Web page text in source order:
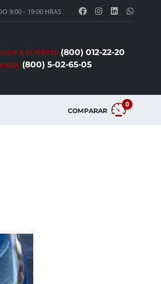
9:00 - 19:00 HRAS
A CLIENTES (800) 012-22-20
(800) 5-02-65-05
COMPARAR
0